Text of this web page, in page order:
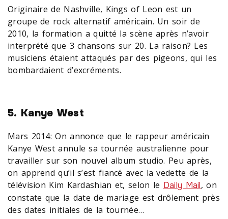
Originaire de Nashville, Kings of Leon est un
groupe de rock alternatif américain. Un soir de
2010, la formation a quitté la scène après n’avoir
interprété que 3 chansons sur 20. La raison? Les
musiciens étaient attaqués par des pigeons, qui les
bombardaient d’excréments.
5. Kanye West
Mars 2014: On annonce que le rappeur américain
Kanye West annule sa tournée australienne pour
travailler sur son nouvel album studio. Peu après,
on apprend qu’il s’est fiancé avec la vedette de la
télévision Kim Kardashian et, selon le Daily Mail, on
constate que la date de mariage est drôlement près
des dates initiales de la tournée…